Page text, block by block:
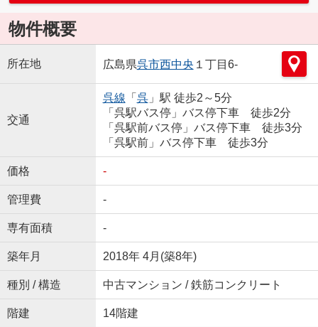
物件概要
所在地 広島県呉市西中央 １丁目6-
交通
呉線 「 呉」駅 徒歩2～5分
「呉駅バス停」バス停下車 徒歩2分
「呉駅前バス停」バス停下車 徒歩3分
「呉駅前」バス停下車 徒歩3分
価格 -
管理費 -
専有面積 -
築年月 2018年 4月(築8年)
種別 / 構造 中古マンション / 鉄筋コンクリート
階建 14階建